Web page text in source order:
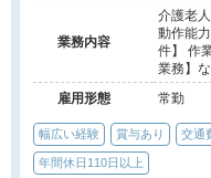
業務内容
介護老
動作能
件】 作
業務】
雇用形態
常勤
幅広い経験 賞与あり 交通
年間休日110日以上